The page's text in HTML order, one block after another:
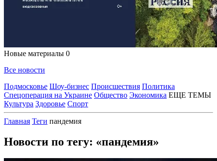
Новые материалы 0
Все новости
Подмосковье Шоу-бизнес Происшествия Политика
Спецоперация на Украине Общество Экономика ЕЩЕ ТЕМЫ
Культура Здоровье Спорт
Главная Теги пандемия
Новости по тегу: «пандемия»